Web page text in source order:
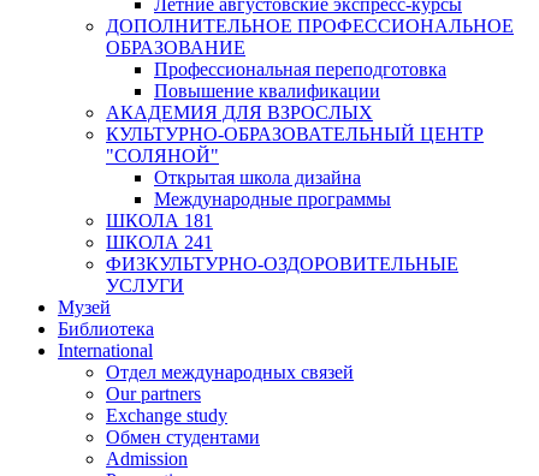
Летние августовские экспресс-курсы
ДОПОЛНИТЕЛЬНОЕ ПРОФЕССИОНАЛЬНОЕ
ОБРАЗОВАНИЕ
Профессиональная переподготовка
Повышение квалификации
АКАДЕМИЯ ДЛЯ ВЗРОСЛЫХ
КУЛЬТУРНО-ОБРАЗОВАТЕЛЬНЫЙ ЦЕНТР
"СОЛЯНОЙ"
Открытая школа дизайна
Международные программы
ШКОЛА 181
ШКОЛА 241
ФИЗКУЛЬТУРНО-ОЗДОРОВИТЕЛЬНЫЕ
УСЛУГИ
Музей
Библиотека
International
Отдел международных связей
Our partners
Exchange study
Обмен студентами
Admission